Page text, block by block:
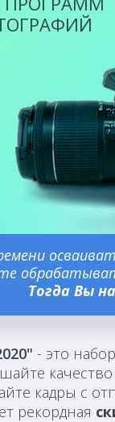
Тогда Вы
- это
кадры с
рекордная